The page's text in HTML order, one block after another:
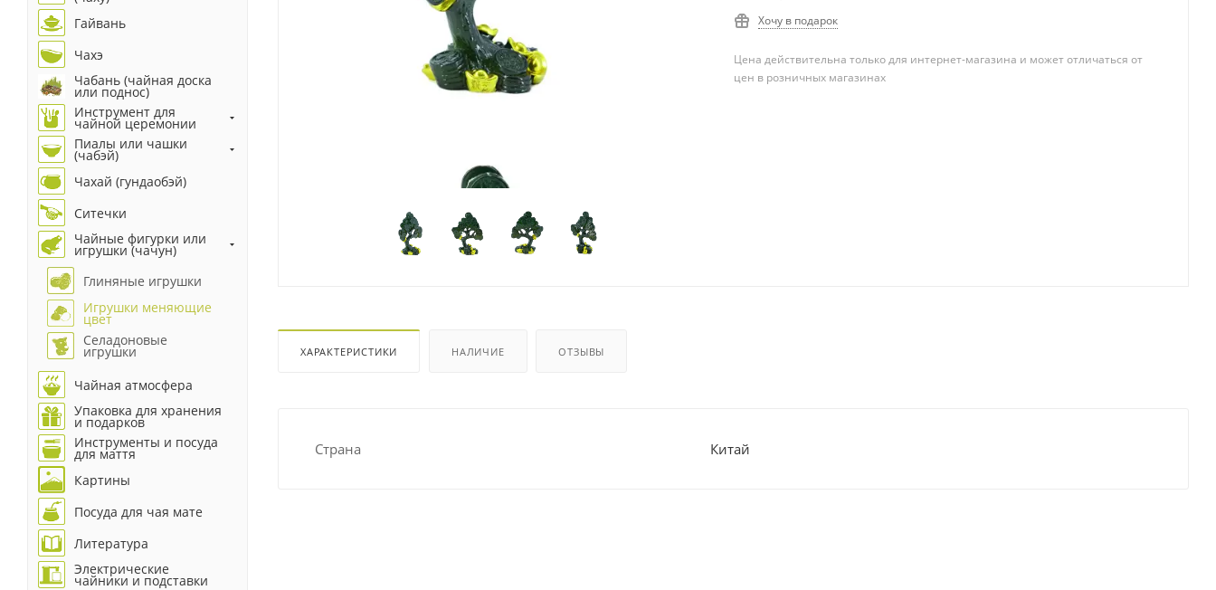
Хочу в подарок
Цена действительна только для интернет-магазина и может отличаться от
цен в розничных магазинах
ХАРАКТЕРИСТИКИ НАЛИЧИЕ ОТЗЫВЫ
Страна Китай
Гайвань
Чахэ
Чабань (чайная доска
или поднос)
Инструмент для
чайной церемонии
Пиалы или чашки
(чабэй)
Чахай (гундаобэй)
Ситечки
Чайные фигурки или
игрушки (чачун)
Глиняные игрушки
Игрушки меняющие
цвет
Селадоновые
игрушки
Чайная атмосфера
Упаковка для хранения
и подарков
Инструменты и посуда
для маття
Картины
Посуда для чая мате
Литература
Электрические
чайники и подставки